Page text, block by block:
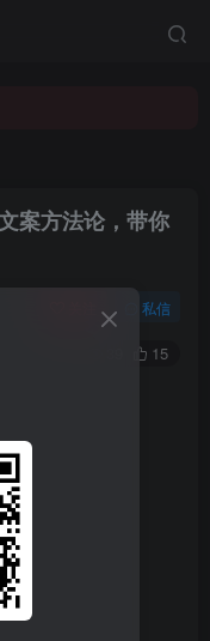
案方法论，带你
私信
15